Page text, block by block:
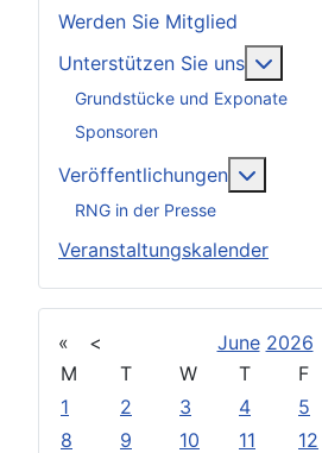
Werden Sie Mitglied
Unterstützen Sie uns
Grundstücke und Exponate
Sponsoren
Veröffentlichungen
RNG in der Presse
Veranstaltungskalender
« < June 2026
M
T W T F
1
2 3 4 5
8
9 10 11 12